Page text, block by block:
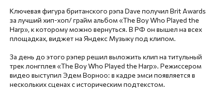
Ключевая фигура британского рэпа Dave получил Brit Awards
за лучший хип-хоп/ грайм альбом «The Boy Who Played the
Harp», к которому можно вернуться. В РФ он вышел на всех
площадках, виджет на Яндекс Музыку под клипом.
За день до этого рэпер решил выложить клип на титульный
трек лонгплея «The Boy Who Played the Harp». Режиссером
видео выступил Эдем Ворноо: в кадре эмси появляется в
нескольких сценах с историческим подтекстом.